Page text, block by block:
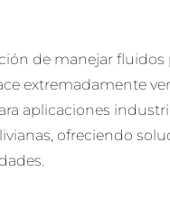
de manejar fluidos
extremadamente
aplicaciones
ofreciendo